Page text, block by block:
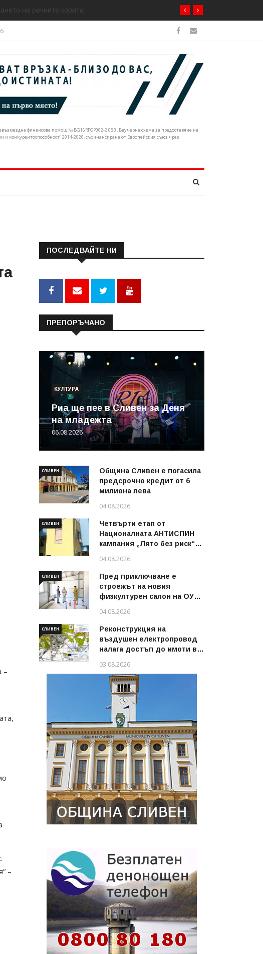
на речните корита
финансова помощ № BG16RFOP002-2.083 „Ваучерна схема за предоставяне на
2014-2020, съфинансирана от Европейския съюз чрез
–
–
ПОСЛЕДВАЙТЕ НИ
ПРЕПОРЪЧАНО
КУЛТУРА
Риа ще пее в Сливен за Деня
на младежта
06.08.2026
СЛИВЕН
Община Сливен е погасила
предсрочно кредит от 6
милиона лева
04.08.2026
СЛИВЕН
Четвърти етап от
Националната АНТИСПИН
кампания „Лято без риск“
през август 2026 г.
04.08.2026
СЛИВЕН
Пред приключване е
строежът на новия
физкултурен салон на ОУ
Сливен
04.08.2026
СЛИВЕН
Реконструкция на
въздушен електропровод
налага достъп до имоти в
03.08.2026